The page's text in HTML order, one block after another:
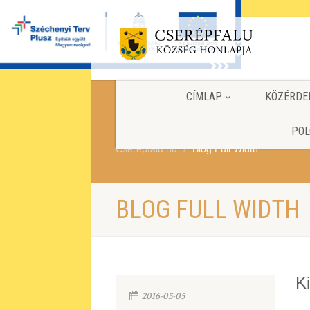
CÍMLAP
Cserepfalu.hu Blog Full Width
BLOG FULL WIDTH
2016-05-05